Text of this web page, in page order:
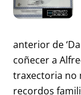
anterior de
coñecer a
traxectoria no
recordos